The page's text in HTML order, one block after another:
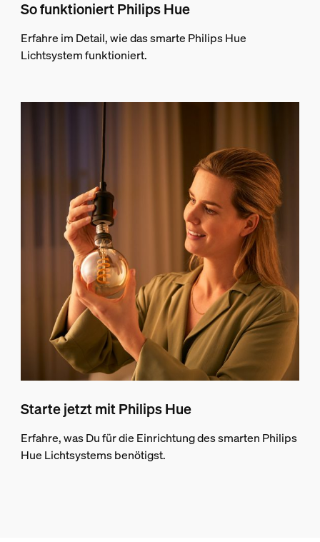
So funktioniert Philips Hue
Erfahre im Detail, wie das smarte Philips Hue
Lichtsystem funktioniert.
Starte jetzt mit Philips Hue
Erfahre, was Du für die Einrichtung des smarten Philips
Hue Lichtsystems benötigst.